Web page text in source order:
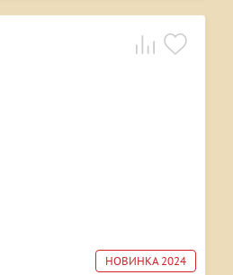
НОВИНКА 2024